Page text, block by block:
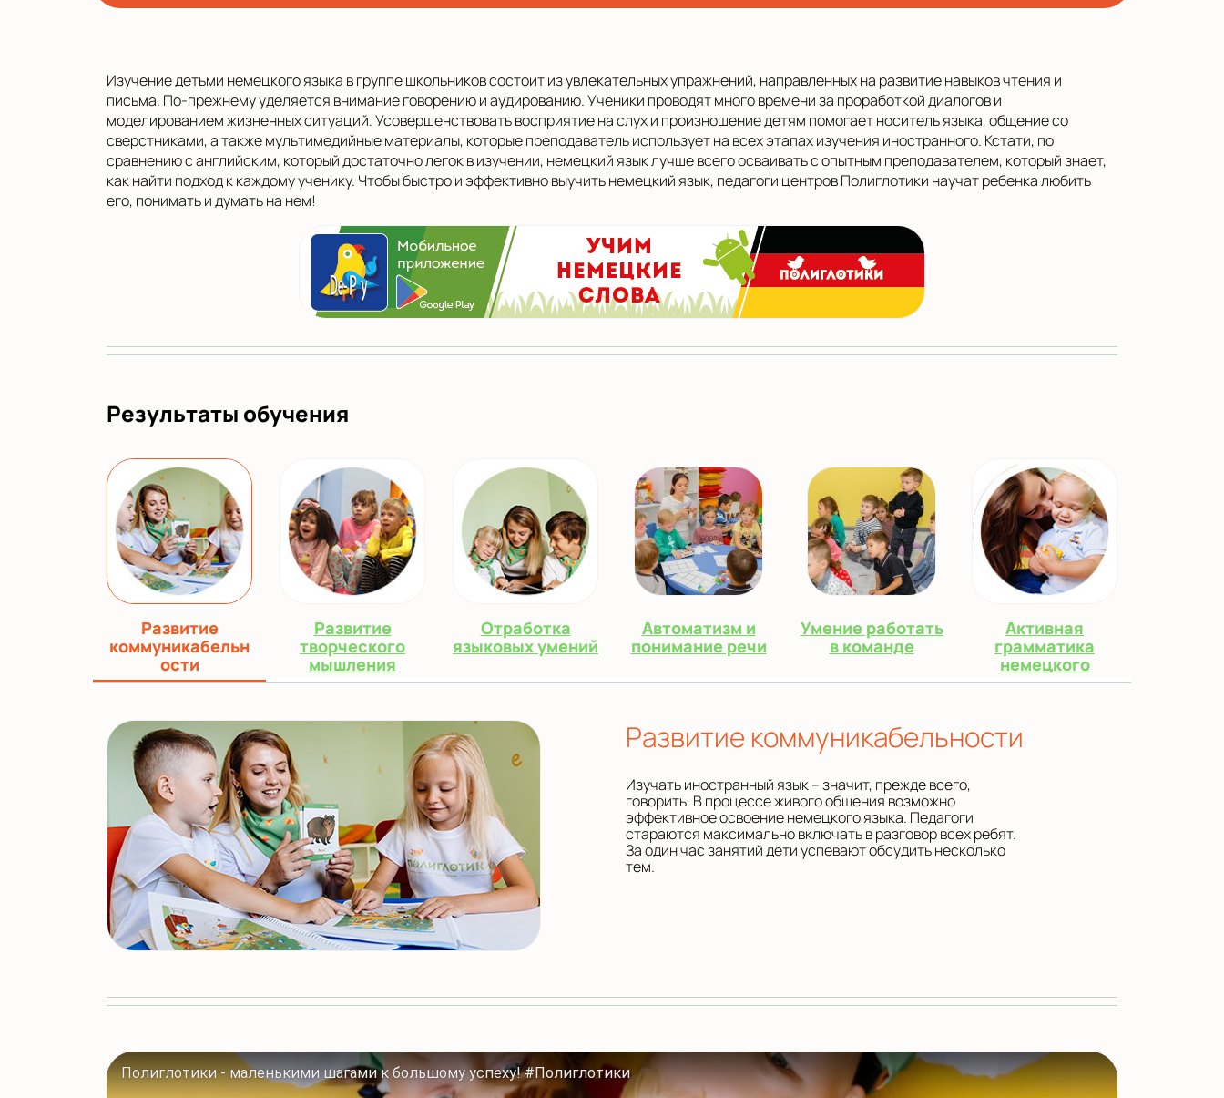
Изучение детьми немецкого языка в группе школьников состоит из увлекательных упражнений, направленных на развитие навыков чтения и
письма. По-прежнему уделяется внимание говорению и аудированию. Ученики проводят много времени за проработкой диалогов и
моделированием жизненных ситуаций. Усовершенствовать восприятие на слух и произношение детям помогает носитель языка, общение со
сверстниками, а также мультимедийные материалы, которые преподаватель использует на всех этапах изучения иностранного. Кстати, по
сравнению с английским, который достаточно легок в изучении, немецкий язык лучше всего осваивать с опытным преподавателем, который знает,
как найти подход к каждому ученику. Чтобы быстро и эффективно выучить немецкий язык, педагоги центров Полиглотики научат ребенка любить
его, понимать и думать на нем!
Результаты обучения
Развитие
коммуникабельн
ости
Развитие
творческого
мышления
Отработка
языковых умений
Автоматизм и
понимание речи
Умение работать
в команде
Активная
грамматика
немецкого
Развитие коммуникабельности
Изучать иностранный язык – значит, прежде всего,
говорить. В процессе живого общения возможно
эффективное освоение немецкого языка. Педагоги
стараются максимально включать в разговор всех ребят.
За один час занятий дети успевают обсудить несколько
тем.
Полиглотики - маленькими шагами к большому успеху! #Полиглотики